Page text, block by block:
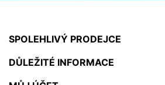
SPOLEHLIVÝ PRODEJCE
DŮLEŽITÉ INFORMACE